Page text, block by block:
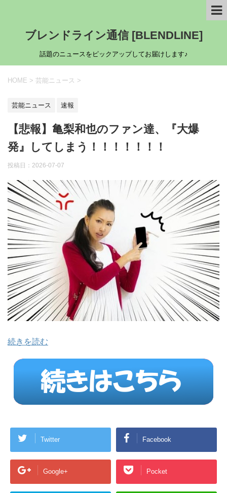
ブレンドライン通信 [BLENDLINE]
話題のニュースをピックアップしてお届けします♪
HOME > 芸能ニュース >
芸能ニュース 速報
【悲報】亀梨和也のファン達、『大爆
発』してしまう！！！！！！！
投稿日： 2026-07-07
続きを読む
Twitter Facebook
Google+ Pocket